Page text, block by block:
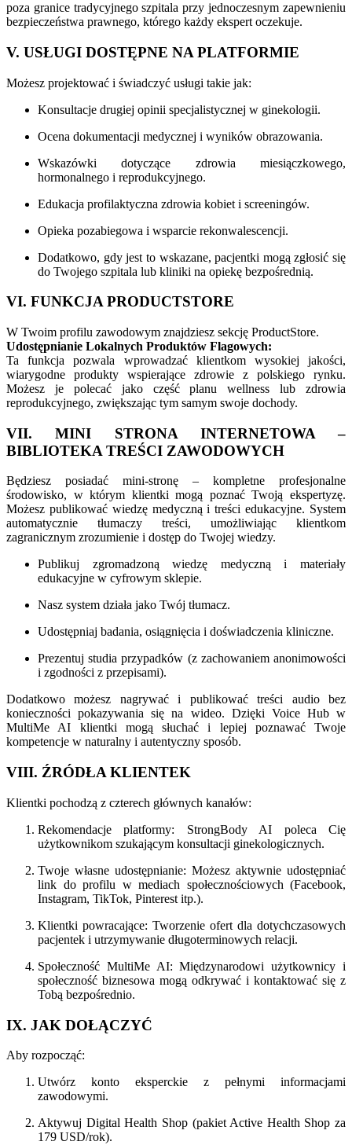
poza granice tradycyjnego szpitala przy jednoczesnym zapewnieniu
bezpieczeństwa prawnego, którego każdy ekspert oczekuje.
V. USŁUGI DOSTĘPNE NA PLATFORMIE
Możesz projektować i świadczyć usługi takie jak:
Konsultacje drugiej opinii specjalistycznej w ginekologii.
Ocena dokumentacji medycznej i wyników obrazowania.
Wskazówki dotyczące zdrowia miesiączkowego,
hormonalnego i reprodukcyjnego.
Edukacja profilaktyczna zdrowia kobiet i screeningów.
Opieka pozabiegowa i wsparcie rekonwalescencji.
Dodatkowo, gdy jest to wskazane, pacjentki mogą zgłosić się
do Twojego szpitala lub kliniki na opiekę bezpośrednią.
VI. FUNKCJA PRODUCTSTORE
W Twoim profilu zawodowym znajdziesz sekcję ProductStore.
Udostępnianie Lokalnych Produktów Flagowych:
Ta funkcja pozwala wprowadzać klientkom wysokiej jakości,
wiarygodne produkty wspierające zdrowie z polskiego rynku.
Możesz je polecać jako część planu wellness lub zdrowia
reprodukcyjnego, zwiększając tym samym swoje dochody.
VII. MINI STRONA INTERNETOWA –
BIBLIOTEKA TREŚCI ZAWODOWYCH
Będziesz posiadać mini-stronę – kompletne profesjonalne
środowisko, w którym klientki mogą poznać Twoją ekspertyzę.
Możesz publikować wiedzę medyczną i treści edukacyjne. System
automatycznie tłumaczy treści, umożliwiając klientkom
zagranicznym zrozumienie i dostęp do Twojej wiedzy.
Publikuj zgromadzoną wiedzę medyczną i materiały
edukacyjne w cyfrowym sklepie.
Nasz system działa jako Twój tłumacz.
Udostępniaj badania, osiągnięcia i doświadczenia kliniczne.
Prezentuj studia przypadków (z zachowaniem anonimowości
i zgodności z przepisami).
Dodatkowo możesz nagrywać i publikować treści audio bez
konieczności pokazywania się na wideo. Dzięki Voice Hub w
MultiMe AI klientki mogą słuchać i lepiej poznawać Twoje
kompetencje w naturalny i autentyczny sposób.
VIII. ŹRÓDŁA KLIENTEK
Klientki pochodzą z czterech głównych kanałów:
Rekomendacje platformy: StrongBody AI poleca Cię
użytkownikom szukającym konsultacji ginekologicznych.
Twoje własne udostępnianie: Możesz aktywnie udostępniać
link do profilu w mediach społecznościowych (Facebook,
Instagram, TikTok, Pinterest itp.).
Klientki powracające: Tworzenie ofert dla dotychczasowych
pacjentek i utrzymywanie długoterminowych relacji.
Społeczność MultiMe AI: Międzynarodowi użytkownicy i
społeczność biznesowa mogą odkrywać i kontaktować się z
Tobą bezpośrednio.
IX. JAK DOŁĄCZYĆ
Aby rozpocząć:
Utwórz konto eksperckie z pełnymi informacjami
zawodowymi.
Aktywuj Digital Health Shop (pakiet Active Health Shop za
179 USD/rok).